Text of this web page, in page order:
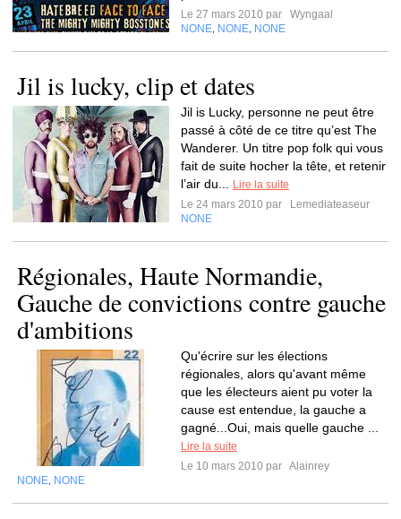
Le 27 mars 2010 par
Wyngaal
NONE NONE NONE
Jil is lucky, clip et dates
Jil is Lucky, personne ne peut être
passé à côté de ce titre qu’est The
Wanderer. Un titre pop folk qui vous
fait de suite hocher la tête, et retenir
l’air du...
Lire la suite
Le 24 mars 2010 par
Lemediateaseur
NONE
Régionales, Haute Normandie,
Gauche de convictions contre gauche
d'ambitions
Qu'écrire sur les élections
régionales, alors qu'avant même
que les électeurs aient pu voter la
cause est entendue, la gauche a
gagné...Oui, mais quelle gauche ...
Lire la suite
Le 10 mars 2010 par Alainrey
NONE NONE